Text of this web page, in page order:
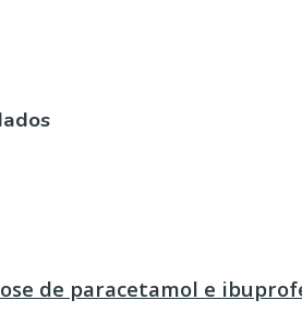
de paracetamol e